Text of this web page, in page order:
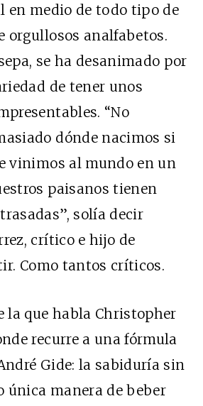
en medio de todo tipo de
orgullosos analfabetos.
se ha desanimado por
de tener unos
“No
dónde nacimos si
vinimos al mundo en un
paisanos tienen
solía decir
crítico e hijo de
Como tantos críticos.
la que habla Christopher
recurre a una fórmula
Gide: la sabiduría sin
única manera de beber